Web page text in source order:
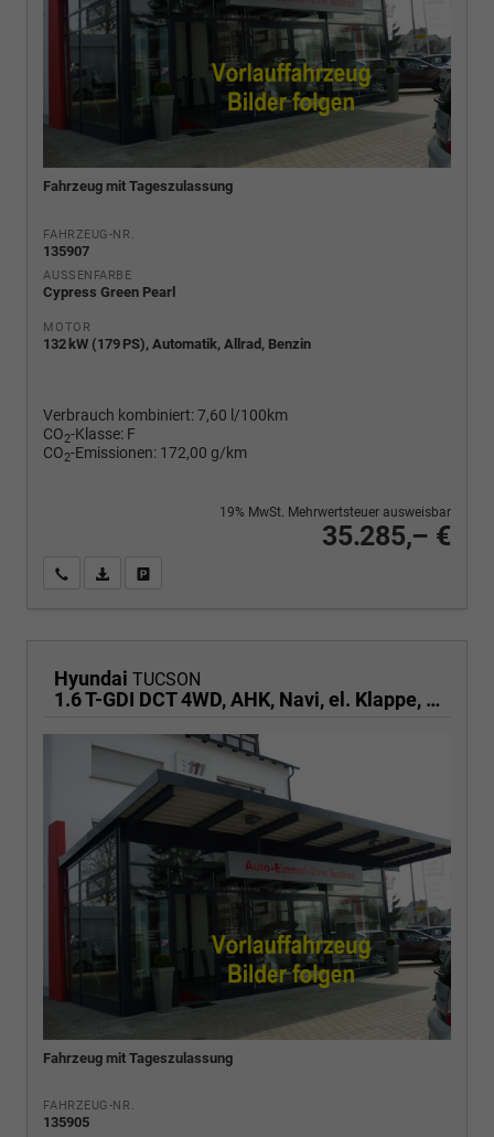
Fahrzeug mit Tageszulassung
FAHRZEUG-NR.
135907
AUSSENFARBE
Cypress Green Pearl
MOTOR
132 kW (179 PS), Automatik, Allrad, Benzin
Verbrauch kombiniert:7,60 l/100km
CO2-Klasse: F
CO2-Emissionen: 172,00 g/km
35.285,– €
19% MwSt. Mehrwertsteuer ausweisbar
Wir rufen Sie anPDF-Fahrzeugexposé drucken
Hyundai TUCSON
1.6 T-GDI DCT 4WD, AHK, Navi, el. Klappe, Kamera, Side, Winter, 19-Zoll
Fahrzeug mit Tageszulassung
FAHRZEUG-NR.
135905